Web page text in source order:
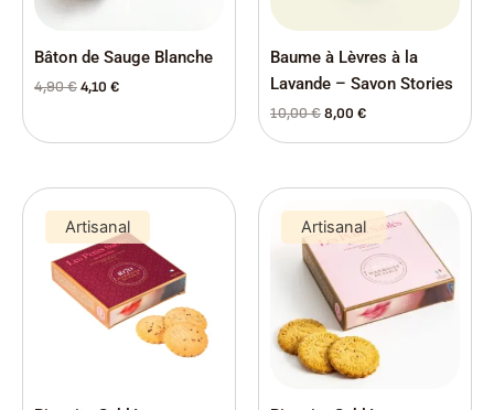
Bâton de Sauge Blanche
4,90€4,10 €
Baume à Lèvres à la
Lavande – Savon Stories
10,00€8,00 €
Artisanal Artisanal
prix
initial
était :
5,90 €.
prix
actuel
est :
5,00 €.